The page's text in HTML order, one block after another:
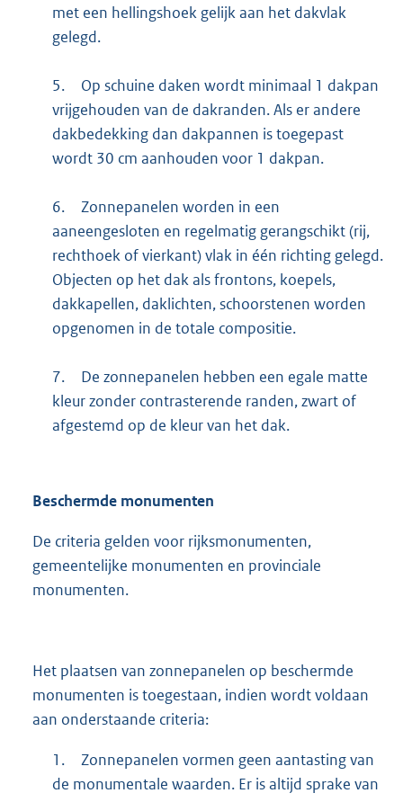
met een hellingshoek gelijk aan het dakvlak
gelegd.
5.
Op schuine daken wordt minimaal 1 dakpan
vrijgehouden van de dakranden. Als er andere
dakbedekking dan dakpannen is toegepast
wordt 30 cm aanhouden voor 1 dakpan.
6.
Zonnepanelen worden in een
aaneengesloten en regelmatig gerangschikt (rij,
rechthoek of vierkant) vlak in één richting gelegd.
Objecten op het dak als frontons, koepels,
dakkapellen, daklichten, schoorstenen worden
opgenomen in de totale compositie.
7.
De zonnepanelen hebben een egale matte
kleur zonder contrasterende randen, zwart of
afgestemd op de kleur van het dak.
Beschermde monumenten
De criteria gelden voor rijksmonumenten,
gemeentelijke monumenten en provinciale
monumenten.
Het plaatsen van zonnepanelen op beschermde
monumenten is toegestaan, indien wordt voldaan
aan onderstaande criteria:
1.
Zonnepanelen vormen geen aantasting van
de monumentale waarden. Er is altijd sprake van